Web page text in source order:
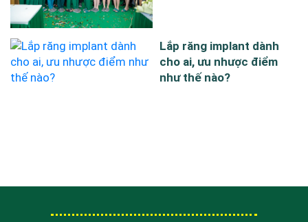
Lắp răng implant dành
cho ai, ưu nhược điểm
như thế nào?